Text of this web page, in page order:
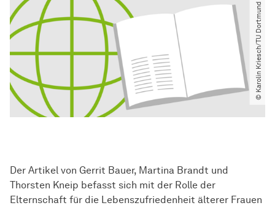
© Karolin Kriesch​/​TU Dortmund
Der Artikel von Gerrit Bauer, Martina Brandt und
Thorsten Kneip befasst sich mit der Rolle der
Elternschaft für die Lebenszufriedenheit älterer Frauen